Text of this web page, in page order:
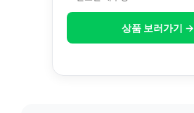
상품 보러가기 →